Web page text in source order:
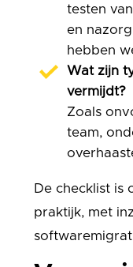
testen
en
hebben
Wat zijn
vermijdt?
Zoals
team,
De checklist is
praktijk, met